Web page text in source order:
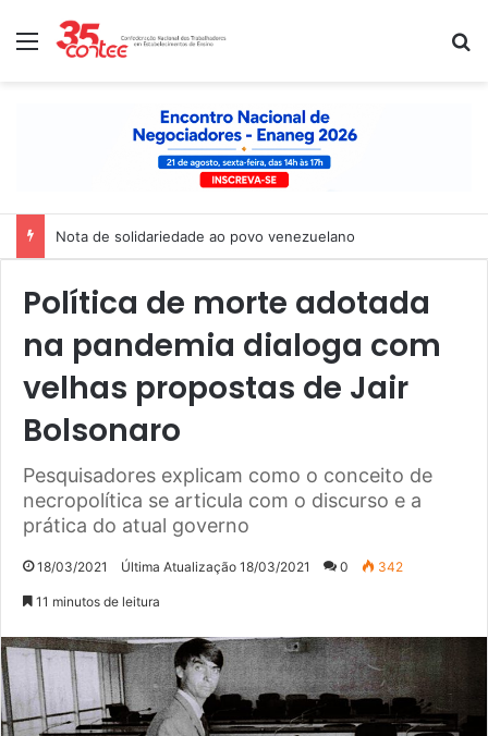
Menu
Nota de solidariedade ao povo venezuelano
Política de morte adotada
na pandemia dialoga com
velhas propostas de Jair
Bolsonaro
Pesquisadores explicam como o conceito de
necropolítica se articula com o discurso e a
prática do atual governo
18/03/2021 Última Atualização 18/03/2021 0 342
11 minutos de leitura